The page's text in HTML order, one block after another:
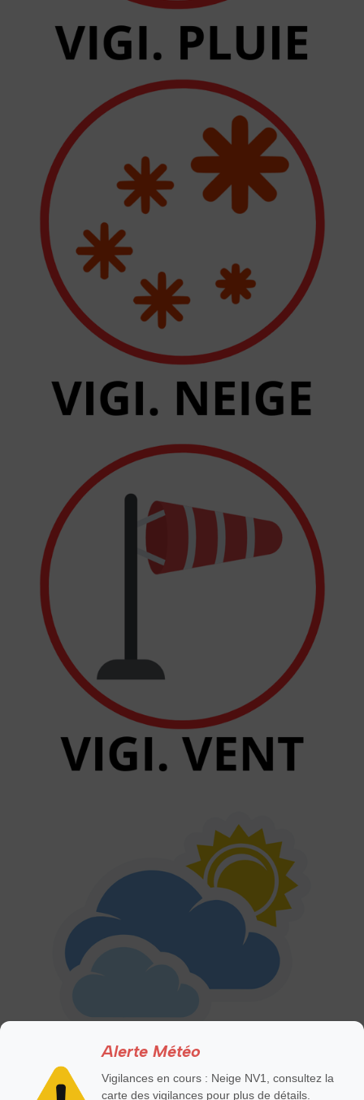
Alerte Météo
Vigilances en cours : Neige NV1, consultez la
carte des vigilances pour plus de détails.